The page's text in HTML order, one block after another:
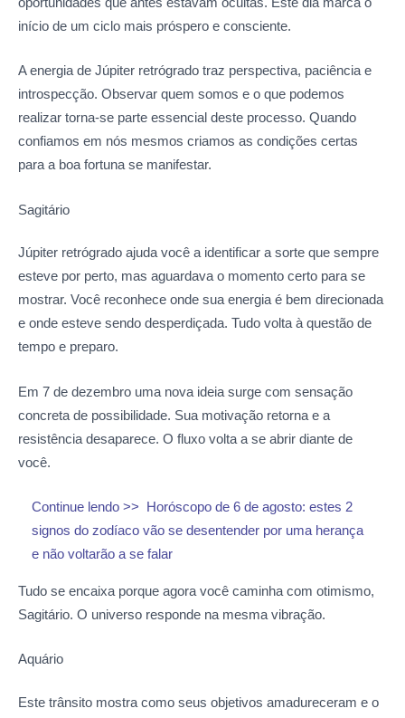
início de um ciclo mais próspero e consciente.
A energia de Júpiter retrógrado traz perspectiva, paciência e
introspecção. Observar quem somos e o que podemos
realizar torna-se parte essencial deste processo. Quando
confiamos em nós mesmos criamos as condições certas
para a boa fortuna se manifestar.
Sagitário
Júpiter retrógrado ajuda você a identificar a sorte que sempre
esteve por perto, mas aguardava o momento certo para se
mostrar. Você reconhece onde sua energia é bem direcionada
e onde esteve sendo desperdiçada. Tudo volta à questão de
tempo e preparo.
Em 7 de dezembro uma nova ideia surge com sensação
concreta de possibilidade. Sua motivação retorna e a
resistência desaparece. O fluxo volta a se abrir diante de
você.
Continue lendo >>
Horóscopo de 6 de agosto: estes 2
signos do zodíaco vão se desentender por uma herança
e não voltarão a se falar
Tudo se encaixa porque agora você caminha com otimismo,
Sagitário. O universo responde na mesma vibração.
Aquário
Este trânsito mostra como seus objetivos amadureceram e o